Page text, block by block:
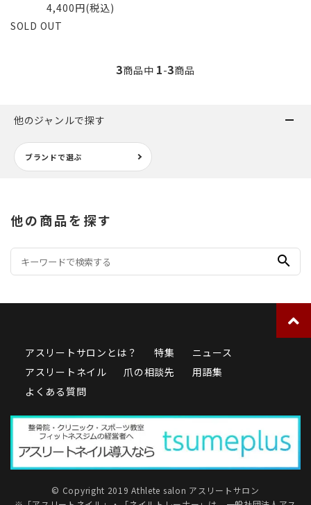
4,400円(税込)
SOLD OUT
3商品中 1-3商品
他のジャンルで探す
ブランドで選ぶ
他の商品を探す
search
アスリートサロンとは？ 特集
ニュース
アスリートネイル
爪の相談先
用語集
よくある質問
© Copyright 2019 Athlete salon アスリートサロン